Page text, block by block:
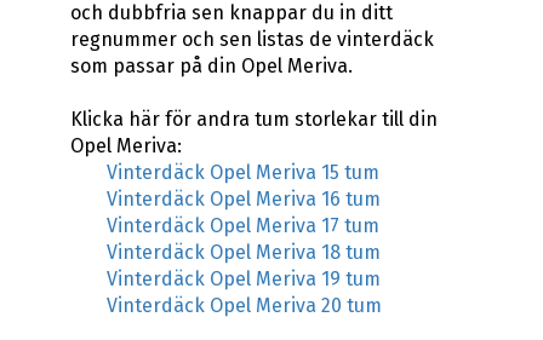
och dubbfria sen knappar du in ditt
regnummer och sen listas de vinterdäck
som passar på din Opel Meriva.
Klicka här för andra tum storlekar till din
Opel Meriva:
Vinterdäck Opel Meriva 15 tum
Vinterdäck Opel Meriva 16 tum
Vinterdäck Opel Meriva 17 tum
Vinterdäck Opel Meriva 18 tum
Vinterdäck Opel Meriva 19 tum
Vinterdäck Opel Meriva 20 tum